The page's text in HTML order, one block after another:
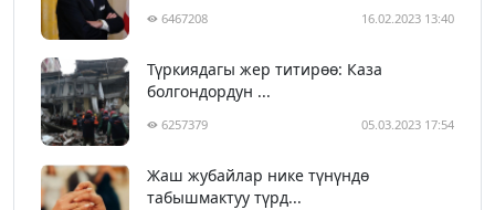
6467208 16.02.2023 13:40
Түркиядагы жер титирөө: Каза
болгондордун ...
6257379 05.03.2023 17:54
Жаш жубайлар нике түнүндө
табышмактуу түрд...